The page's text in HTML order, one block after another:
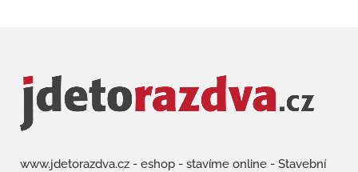
www.jdetorazdva.cz - eshop - stavíme online - Stavební